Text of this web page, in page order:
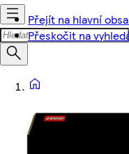
Přejít na hlavní
Přeskočit na